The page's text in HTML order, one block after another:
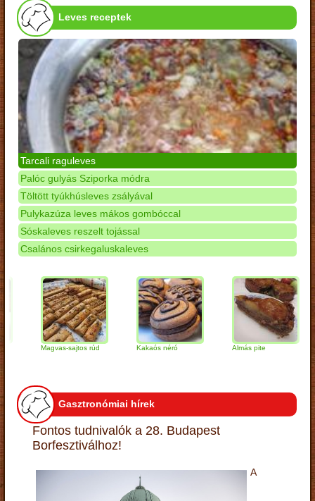
Leves receptek
Tarcali raguleves
Palóc gulyás Sziporka módra
Töltött tyúkhúsleves zsályával
Pulykazúza leves mákos gombóccal
Sóskaleves reszelt tojással
Csalános csirkegaluskaleves
Magvas-sajtos rúd Kakaós néró Almás pite
Gasztronómiai hírek
Fontos tudnivalók a 28. Budapest
Borfesztiválhoz!
A